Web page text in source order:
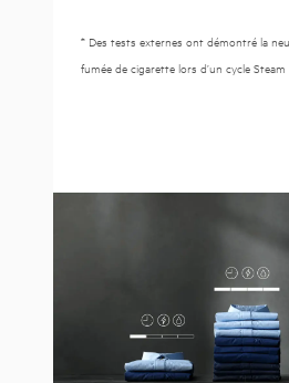
* Des tests externes ont démontré la
fumée de cigarette lors d’un cycle Steam